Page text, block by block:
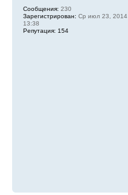
Сообщения: 230
Зарегистрирован: Ср июл 23, 2014
13:38
Репутация: 154